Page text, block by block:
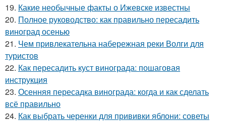
19. Какие необычные факты о Ижевске известны
20. Полное руководство: как правильно пересадить
виноград осенью
21. Чем привлекательна набережная реки Волги для
туристов
22. Как пересадить куст винограда: пошаговая
инструкция
23. Осенняя пересадка винограда: когда и как сделать
всё правильно
24. Как выбрать черенки для прививки яблони: советы